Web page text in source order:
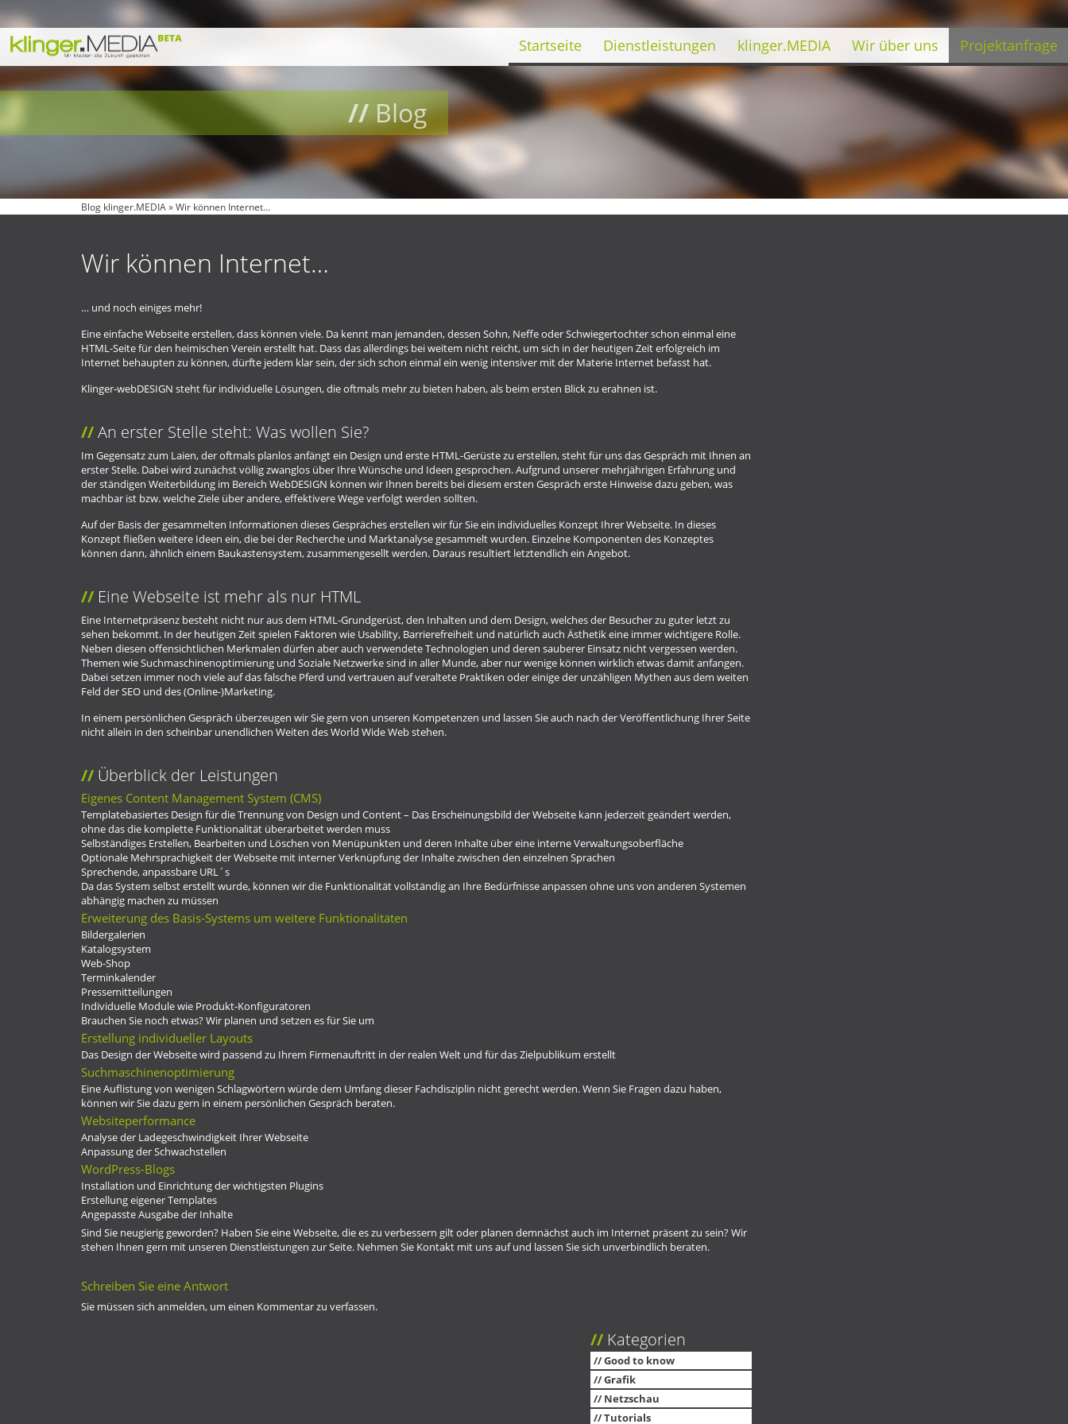
Projektanfrage
Wir über uns
klinger.MEDIA
Dienstleistungen
Startseite
//Blog
Blog klinger.MEDIA » Wir können Internet…
Wir können Internet…
… und noch einiges mehr!
Eine einfache Webseite erstellen, dass können viele. Da kennt man jemanden, dessen Sohn, Neffe oder Schwiegertochter schon einmal eine
HTML-Seite für den heimischen Verein erstellt hat. Dass das allerdings bei weitem nicht reicht, um sich in der heutigen Zeit erfolgreich im
Internet behaupten zu können, dürfte jedem klar sein, der sich schon einmal ein wenig intensiver mit der Materie Internet befasst hat.
Klinger-webDESIGN steht für individuelle Lösungen, die oftmals mehr zu bieten haben, als beim ersten Blick zu erahnen ist.
An erster Stelle steht: Was wollen Sie?
Im Gegensatz zum Laien, der oftmals planlos anfängt ein Design und erste HTML-Gerüste zu erstellen, steht für uns das Gespräch mit Ihnen an
erster Stelle. Dabei wird zunächst völlig zwanglos über Ihre Wünsche und Ideen gesprochen. Aufgrund unserer mehrjährigen Erfahrung und
der ständigen Weiterbildung im Bereich WebDESIGN können wir Ihnen bereits bei diesem ersten Gespräch erste Hinweise dazu geben, was
machbar ist bzw. welche Ziele über andere, effektivere Wege verfolgt werden sollten.
Auf der Basis der gesammelten Informationen dieses Gespräches erstellen wir für Sie ein individuelles Konzept Ihrer Webseite. In dieses
Konzept fließen weitere Ideen ein, die bei der Recherche und Marktanalyse gesammelt wurden. Einzelne Komponenten des Konzeptes
können dann, ähnlich einem Baukastensystem, zusammengesellt werden. Daraus resultiert letztendlich ein Angebot.
Eine Webseite ist mehr als nur HTML
Eine Internetpräsenz besteht nicht nur aus dem HTML-Grundgerüst, den Inhalten und dem Design, welches der Besucher zu guter letzt zu
sehen bekommt. In der heutigen Zeit spielen Faktoren wie Usability, Barrierefreiheit und natürlich auch Ästhetik eine immer wichtigere Rolle.
Neben diesen offensichtlichen Merkmalen dürfen aber auch verwendete Technologien und deren sauberer Einsatz nicht vergessen werden.
Themen wie Suchmaschinenoptimierung und Soziale Netzwerke sind in aller Munde, aber nur wenige können wirklich etwas damit anfangen.
Dabei setzen immer noch viele auf das falsche Pferd und vertrauen auf veraltete Praktiken oder einige der unzähligen Mythen aus dem weiten
Feld der SEO und des (Online-)Marketing.
In einem persönlichen Gespräch überzeugen wir Sie gern von unseren Kompetenzen und lassen Sie auch nach der Veröffentlichung Ihrer Seite
nicht allein in den scheinbar unendlichen Weiten des World Wide Web stehen.
Überblick der Leistungen
Eigenes Content Management System (CMS)
Templatebasiertes Design für die Trennung von Design und Content – Das Erscheinungsbild der Webseite kann jederzeit geändert werden,
ohne das die komplette Funktionalität überarbeitet werden muss
Selbständiges Erstellen, Bearbeiten und Löschen von Menüpunkten und deren Inhalte über eine interne Verwaltungsoberfläche
Optionale Mehrsprachigkeit der Webseite mit interner Verknüpfung der Inhalte zwischen den einzelnen Sprachen
Sprechende, anpassbare URL´s
Da das System selbst erstellt wurde, können wir die Funktionalität vollständig an Ihre Bedürfnisse anpassen ohne uns von anderen Systemen
abhängig machen zu müssen
Erweiterung des Basis-Systems um weitere Funktionalitäten
Bildergalerien
Katalogsystem
Web-Shop
Terminkalender
Pressemitteilungen
Individuelle Module wie Produkt-Konfiguratoren
Brauchen Sie noch etwas? Wir planen und setzen es für Sie um
Erstellung individueller Layouts
Das Design der Webseite wird passend zu Ihrem Firmenauftritt in der realen Welt und für das Zielpublikum erstellt
Suchmaschinenoptimierung
Eine Auflistung von wenigen Schlagwörtern würde dem Umfang dieser Fachdisziplin nicht gerecht werden. Wenn Sie Fragen dazu haben,
können wir Sie dazu gern in einem persönlichen Gespräch beraten.
Websiteperformance
Analyse der Ladegeschwindigkeit Ihrer Webseite
Anpassung der Schwachstellen
WordPress-Blogs
Installation und Einrichtung der wichtigsten Plugins
Erstellung eigener Templates
Angepasste Ausgabe der Inhalte
Sind Sie neugierig geworden? Haben Sie eine Webseite, die es zu verbessern gilt oder planen demnächst auch im Internet präsent zu sein? Wir
stehen Ihnen gern mit unseren Dienstleistungen zur Seite. Nehmen Sie Kontakt mit uns aufund lassen Sie sich unverbindlich beraten.
Schreiben Sie eine Antwort
Sie müssen sich anmelden, um einen Kommentar zu verfassen.
Kategorien
Good to know
Grafik
Netzschau
Tutorials